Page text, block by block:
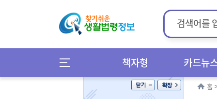
책자형 카드뉴
홈